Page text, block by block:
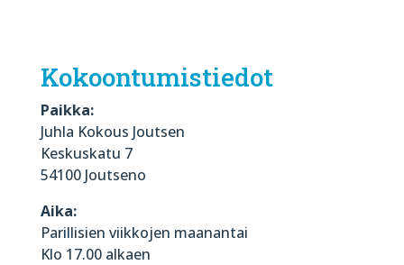
Kokoontumistiedot
Paikka:
Juhla Kokous Joutsen
Keskuskatu 7
54100 Joutseno
Aika:
Parillisien viikkojen maanantai
Klo 17.00 alkaen